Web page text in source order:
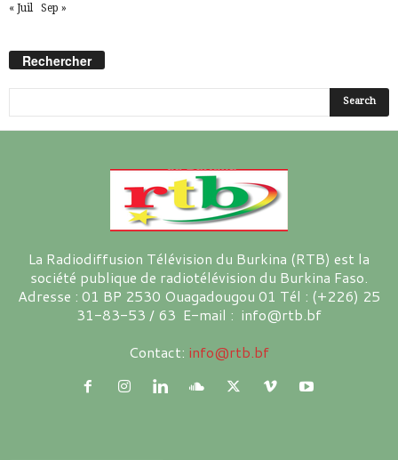
« Juil Sep »
Rechercher
La Radiodiffusion Télévision du Burkina (RTB) est la
société publique de radiotélévision du Burkina Faso.
Adresse : 01 BP 2530 Ouagadougou 01 Tél : (+226) 25
31-83-53 / 63 E-mail : info@rtb.bf
Contact: info@rtb.bf